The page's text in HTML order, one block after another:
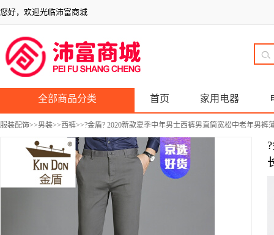
您好，欢迎光临沛富商城
全部商品分类 首页 家用电器
服装配饰>>男装>>西裤>>?金盾? 2020新款夏季中年男士西裤男直筒宽松中老年男裤